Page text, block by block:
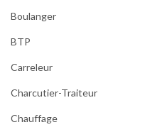
Boulanger
BTP
Carreleur
Charcutier-Traiteur
Chauffage